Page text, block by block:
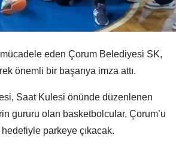
eden Çorum Belediyesi SK,
önemli bir başarıya imza attı.
Saat Kulesi önünde düzenlenen
gururu olan basketbolcular, Çorum’u
parkeye çıkacak.